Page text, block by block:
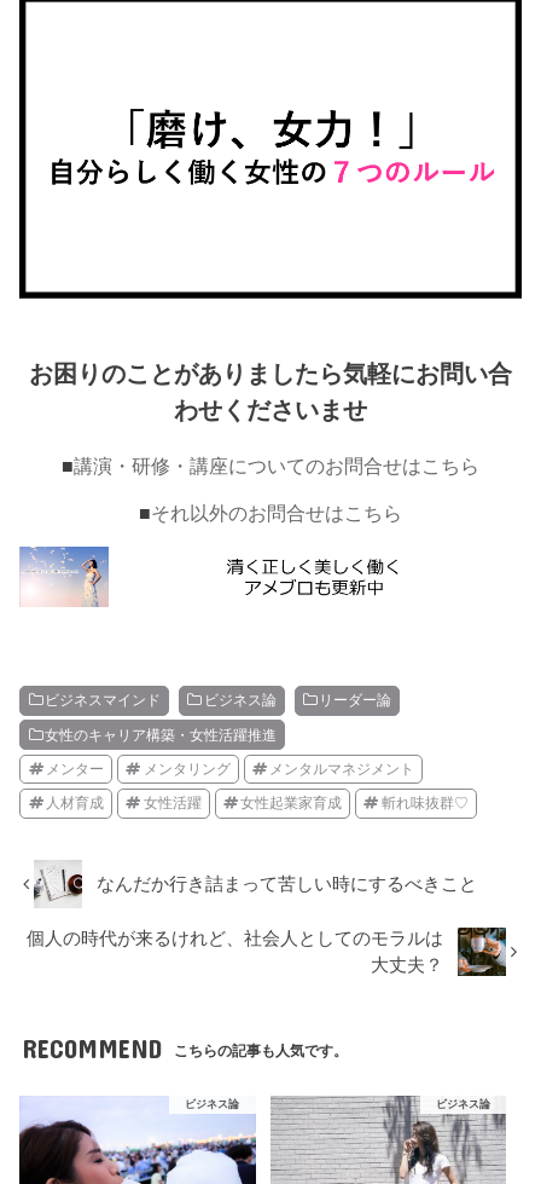
お困りのことがありましたら気軽にお問い合
わせくださいませ
■講演・研修・講座についてのお問合せはこちら
■それ以外のお問合せはこちら
ビジネスマインド ビジネス論 リーダー論
女性のキャリア構築・女性活躍推進
メンター メンタリング メンタルマネジメント
人材育成 女性活躍 女性起業家育成 斬れ味抜群♡
なんだか行き詰まって苦しい時にするべきこと
個人の時代が来るけれど、社会人としてのモラルは
大丈夫？
RECOMMEND こちらの記事も人気です。
ビジネス論 ビジネス論